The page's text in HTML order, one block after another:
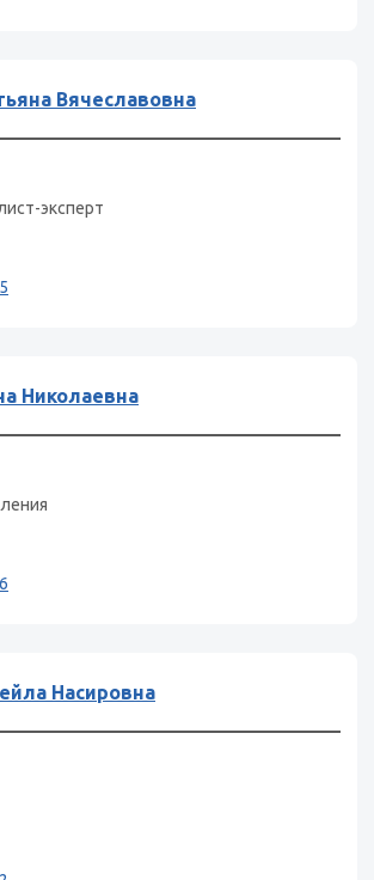
Вячеславовна
эксперт
Николаевна
Насировна